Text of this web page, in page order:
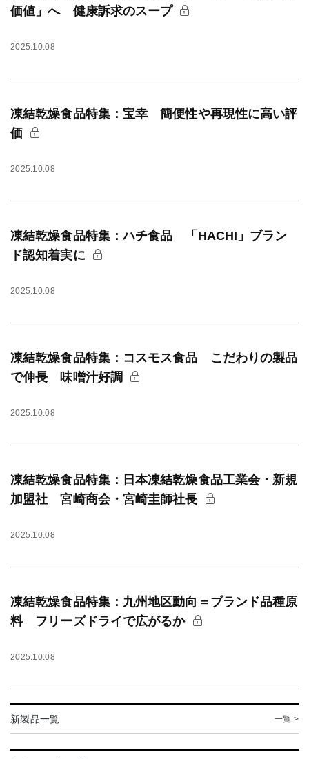
価値」へ 健康訴求のスープ
2025.10.08
凍結乾燥食品特集：宝幸 簡便性や再現性に高い評
価
2025.10.08
凍結乾燥食品特集：ハチ食品 「HACHI」ブラン
ド認知着実に
2025.10.08
凍結乾燥食品特集：コスモス食品 こだわりの製品
で伸長 味噌汁好調
2025.10.08
凍結乾燥食品特集：日本凍結乾燥食品工業会・新規
加盟社 宮崎商会・宮崎圭師社長
2025.10.08
凍結乾燥食品特集：九州地区動向＝ブランド品種原
料 フリーズドライで広がるか
2025.10.08
新製品一覧 一覧 >